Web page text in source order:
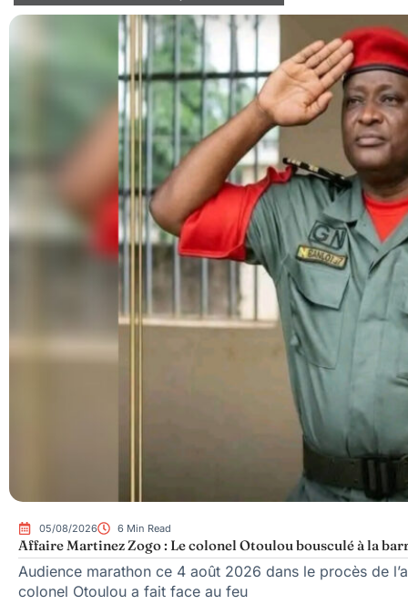
05/08/2026 6 Min Read
Affaire Martinez Zogo : Le colonel Otoulou bousculé à la
Audience marathon ce 4 août 2026 dans le procès de
colonel Otoulou a fait face au feu